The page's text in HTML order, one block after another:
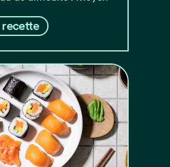
recette